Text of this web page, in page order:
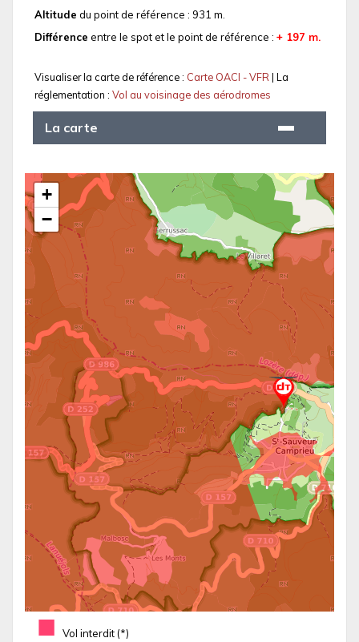
Altitude du point de référence : 931 m.
Différence entre le spot et le point de référence : + 197 m.
Visualiser la carte de référence : Carte OACI - VFR| La
réglementation : Vol au voisinage des aérodromes
La carte
■ Vol interdit (*)